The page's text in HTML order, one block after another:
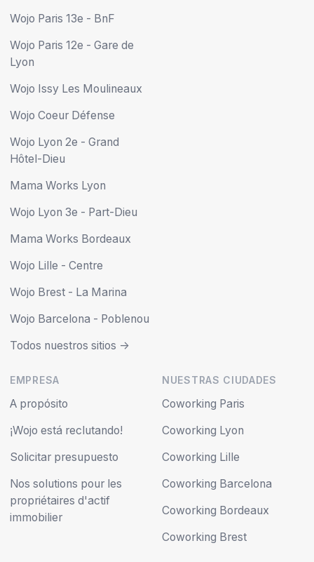
Wojo Paris 13e - BnF
Wojo Paris 12e - Gare de
Lyon
Wojo Issy Les Moulineaux
Wojo Coeur Défense
Wojo Lyon 2e - Grand
Hôtel-Dieu
Mama Works Lyon
Wojo Lyon 3e - Part-Dieu
Mama Works Bordeaux
Wojo Lille - Centre
Wojo Brest - La Marina
Wojo Barcelona - Poblenou
Todos nuestros sitios ->
EMPRESA
A propósito
¡Wojo está reclutando!
Solicitar presupuesto
Nos solutions pour les
propriétaires d'actif
immobilier
NUESTRAS CIUDADES
Coworking Paris
Coworking Lyon
Coworking Lille
Coworking Barcelona
Coworking Bordeaux
Coworking Brest